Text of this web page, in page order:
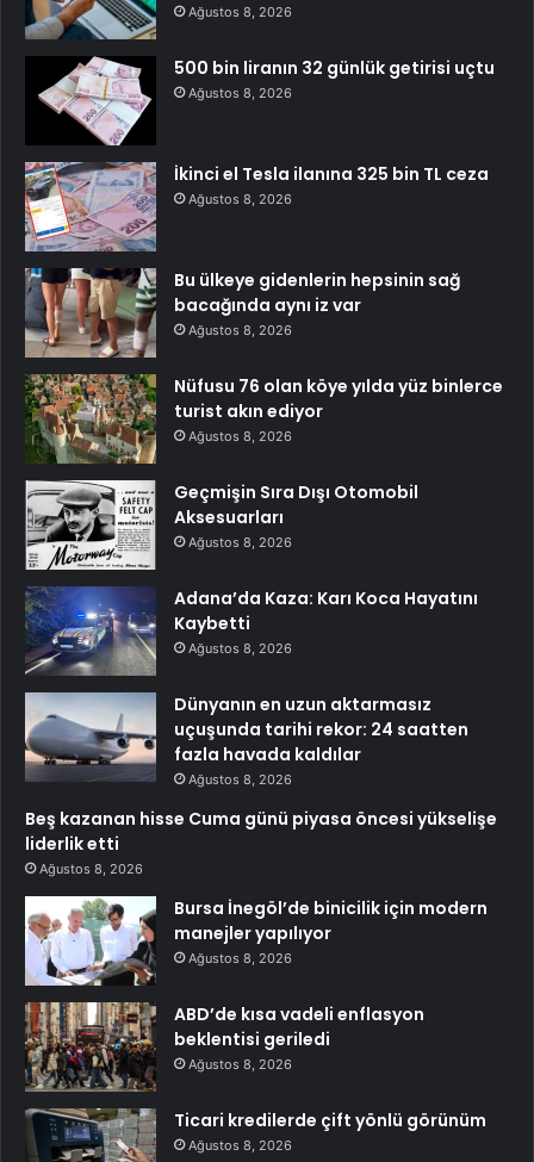
Ağustos 8, 2026
500 bin liranın 32 günlük getirisi uçtu
Ağustos 8, 2026
İkinci el Tesla ilanına 325 bin TL ceza
Ağustos 8, 2026
Bu ülkeye gidenlerin hepsinin sağ
bacağında aynı iz var
Ağustos 8, 2026
Nüfusu 76 olan köye yılda yüz binlerce
turist akın ediyor
Ağustos 8, 2026
Geçmişin Sıra Dışı Otomobil
Aksesuarları
Ağustos 8, 2026
Adana’da Kaza: Karı Koca Hayatını
Kaybetti
Ağustos 8, 2026
Dünyanın en uzun aktarmasız
uçuşunda tarihi rekor: 24 saatten
fazla havada kaldılar
Ağustos 8, 2026
Beş kazanan hisse Cuma günü piyasa öncesi yükselişe
liderlik etti
Ağustos 8, 2026
Bursa İnegöl’de binicilik için modern
manejler yapılıyor
Ağustos 8, 2026
ABD’de kısa vadeli enflasyon
beklentisi geriledi
Ağustos 8, 2026
Ticari kredilerde çift yönlü görünüm
Ağustos 8, 2026